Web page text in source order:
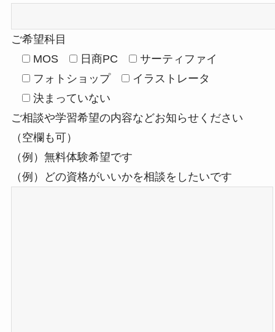
ご希望科目
MOS
日商PC
サーティファイ
フォトショップ
イラストレータ
決まっていない
ご相談や学習希望の内容などお知らせください
（空欄も可）
（例）無料体験希望です
（例）どの資格がいいかを相談をしたいです